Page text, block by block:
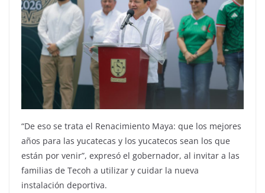
“De eso se trata el Renacimiento Maya: que los mejores
años para las yucatecas y los yucatecos sean los que
están por venir”, expresó el gobernador, al invitar a las
familias de Tecoh a utilizar y cuidar la nueva
instalación deportiva.